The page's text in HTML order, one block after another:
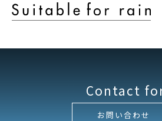
Contact
お問い合わせ